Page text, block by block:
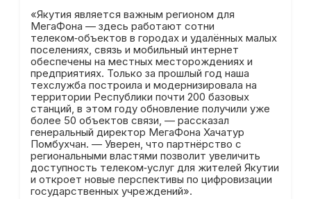
«Якутия является важным регионом для
МегаФона — здесь работают сотни
телеком‑объектов в городах и удалённых малых
поселениях, связь и мобильный интернет
обеспечены на местных месторождениях и
предприятиях. Только за прошлый год наша
техслужба построила и модернизировала на
территории Республики почти 200 базовых
станций, в этом году обновление получили уже
более 50 объектов связи, — рассказал
генеральный директор МегаФона Хачатур
Помбухчан. — Уверен, что партнёрство с
региональными властями позволит увеличить
доступность телеком‑услуг для жителей Якутии
и откроет новые перспективы по цифровизации
государственных учреждений».